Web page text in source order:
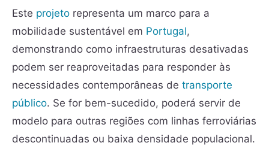
Este projeto representa um marco para a
mobilidade sustentável em Portugal,
demonstrando como infraestruturas desativadas
podem ser reaproveitadas para responder às
necessidades contemporâneas de transporte
público. Se for bem-sucedido, poderá servir de
modelo para outras regiões com linhas ferroviárias
descontinuadas ou baixa densidade populacional.